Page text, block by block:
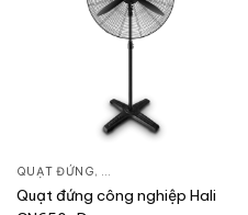
QUẠT ĐỨNG, QUẠT ĐIỆN, QUẠT TRẦN
Quạt đứng công nghiệp Hali